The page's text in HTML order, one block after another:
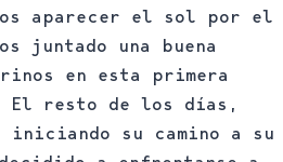
aparecer el sol por el
juntado una buena
en esta primera
El resto de los días,
iniciando su camino a su